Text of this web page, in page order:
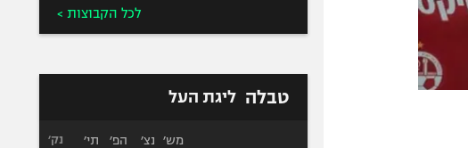
לכל הקבוצות >
טבלה ליגת העל
מש׳ נצ׳ הפ׳ תי׳ נק׳